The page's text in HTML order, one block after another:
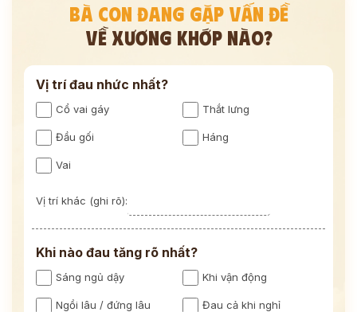
BÀ CON ĐANG GẶP VẤN ĐỀ
VỀ XƯƠNG KHỚP NÀO?
Vị trí đau nhức nhất?
Cổ vai gáy Thắt lưng
Đầu gối Háng
Vai
Vị trí khác (ghi rõ):
Khi nào đau tăng rõ nhất?
Sáng ngủ dậy Khi vận động
Ngồi lâu / đứng lâu Đau cả khi nghỉ